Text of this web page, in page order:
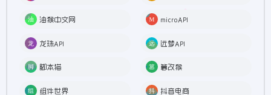
油猴中文网 microAPI
龙珠API 远梦API
脚本猫 篡改猴
组件世界 抖音电商